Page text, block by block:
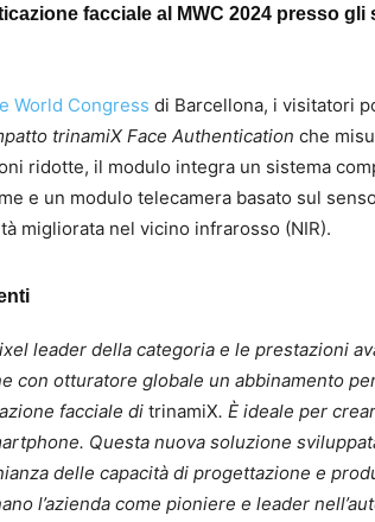
facciale al MWC 2024 presso
World Congress di Barcellona, ​​i visitatori
trinamiX Face Authentication che
ridotte, il modulo integra un sistema
e un modulo telecamera basato sul
migliorata nel vicino infrarosso (NIR).
leader della categoria e le prestazioni
con otturatore globale un abbinamento
facciale di trinamiX. È ideale per
Questa nuova soluzione
delle capacità di progettazione e
l’azienda come pioniere e leader